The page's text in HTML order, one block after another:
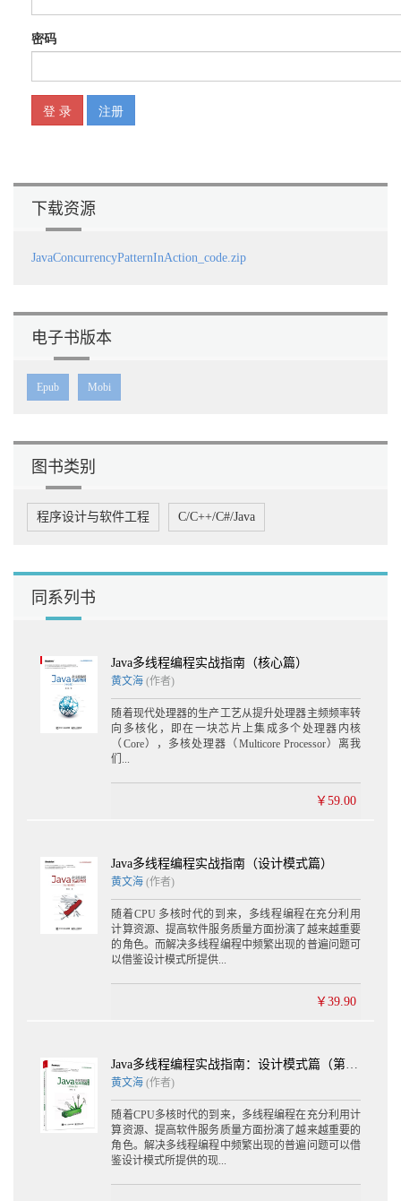
下载资源
JavaConcurrencyPatternInAction_code.zip
电子书版本
Epub Mobi
图书类别
程序设计与软件工程 C/C++/C#/Java
同系列书
Java多线程编程实战指南（核心篇）
黄文海(作者)
随着现代处理器的生产工艺从提升处理器主频频率转
向多核化，即在一块芯片上集成多个处理器内核
（Core），多核处理器（Multicore Processor）离我
们...
￥59.00
Java多线程编程实战指南（设计模式篇）
黄文海(作者)
随着CPU 多核时代的到来，多线程编程在充分利用
计算资源、提高软件服务质量方面扮演了越来越重要
的角色。而解决多线程编程中频繁出现的普遍问题可
以借鉴设计模式所提供...
￥39.90
黄文海(作者)
随着CPU多核时代的到来，多线程编程在充分利用计
算资源、提高软件服务质量方面扮演了越来越重要的
角色。解决多线程编程中频繁出现的普遍问题可以借
鉴设计模式所提供的现...